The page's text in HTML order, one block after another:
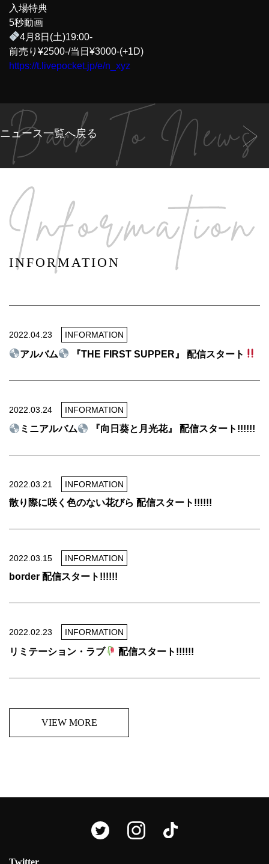
入場特典
5秒動画
4月8日(土)19:00-
前売り¥2500-/当日¥3000-(+1D)
https://t.livepocket.jp/e/n_xyz
ニュース一覧へ戻る
INFORMATION
2022.04.23 INFORMATION
アルバム 『THE FIRST SUPPER』 配信スタート
2022.03.24 INFORMATION
ミニアルバム 『向日葵と月光花』 配信スタート!!!!!!
2022.03.21 INFORMATION
散り際に咲く色のない花びら 配信スタート!!!!!!
2022.03.15 INFORMATION
border 配信スタート!!!!!!
2022.02.23 INFORMATION
リミテーション・ラブ 配信スタート!!!!!!
VIEW MORE
Twitter